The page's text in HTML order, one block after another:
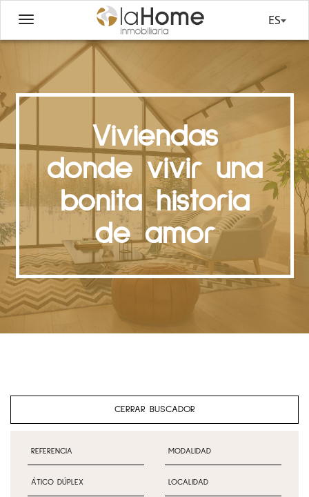
ES
Viviendas
donde vivir una
bonita historia
de amor
CERRAR BUSCADOR